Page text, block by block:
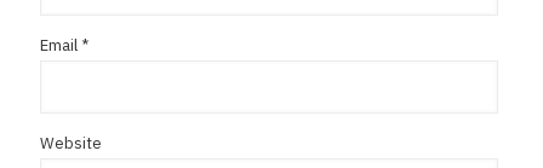
Email *
Website